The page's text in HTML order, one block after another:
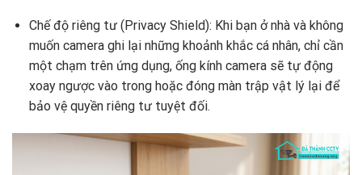
Chế độ riêng tư (Privacy Shield): Khi bạn ở nhà và không
muốn camera ghi lại những khoảnh khắc cá nhân, chỉ cần
một chạm trên ứng dụng, ống kính camera sẽ tự động
xoay ngược vào trong hoặc đóng màn trập vật lý lại để
bảo vệ quyền riêng tư tuyệt đối.